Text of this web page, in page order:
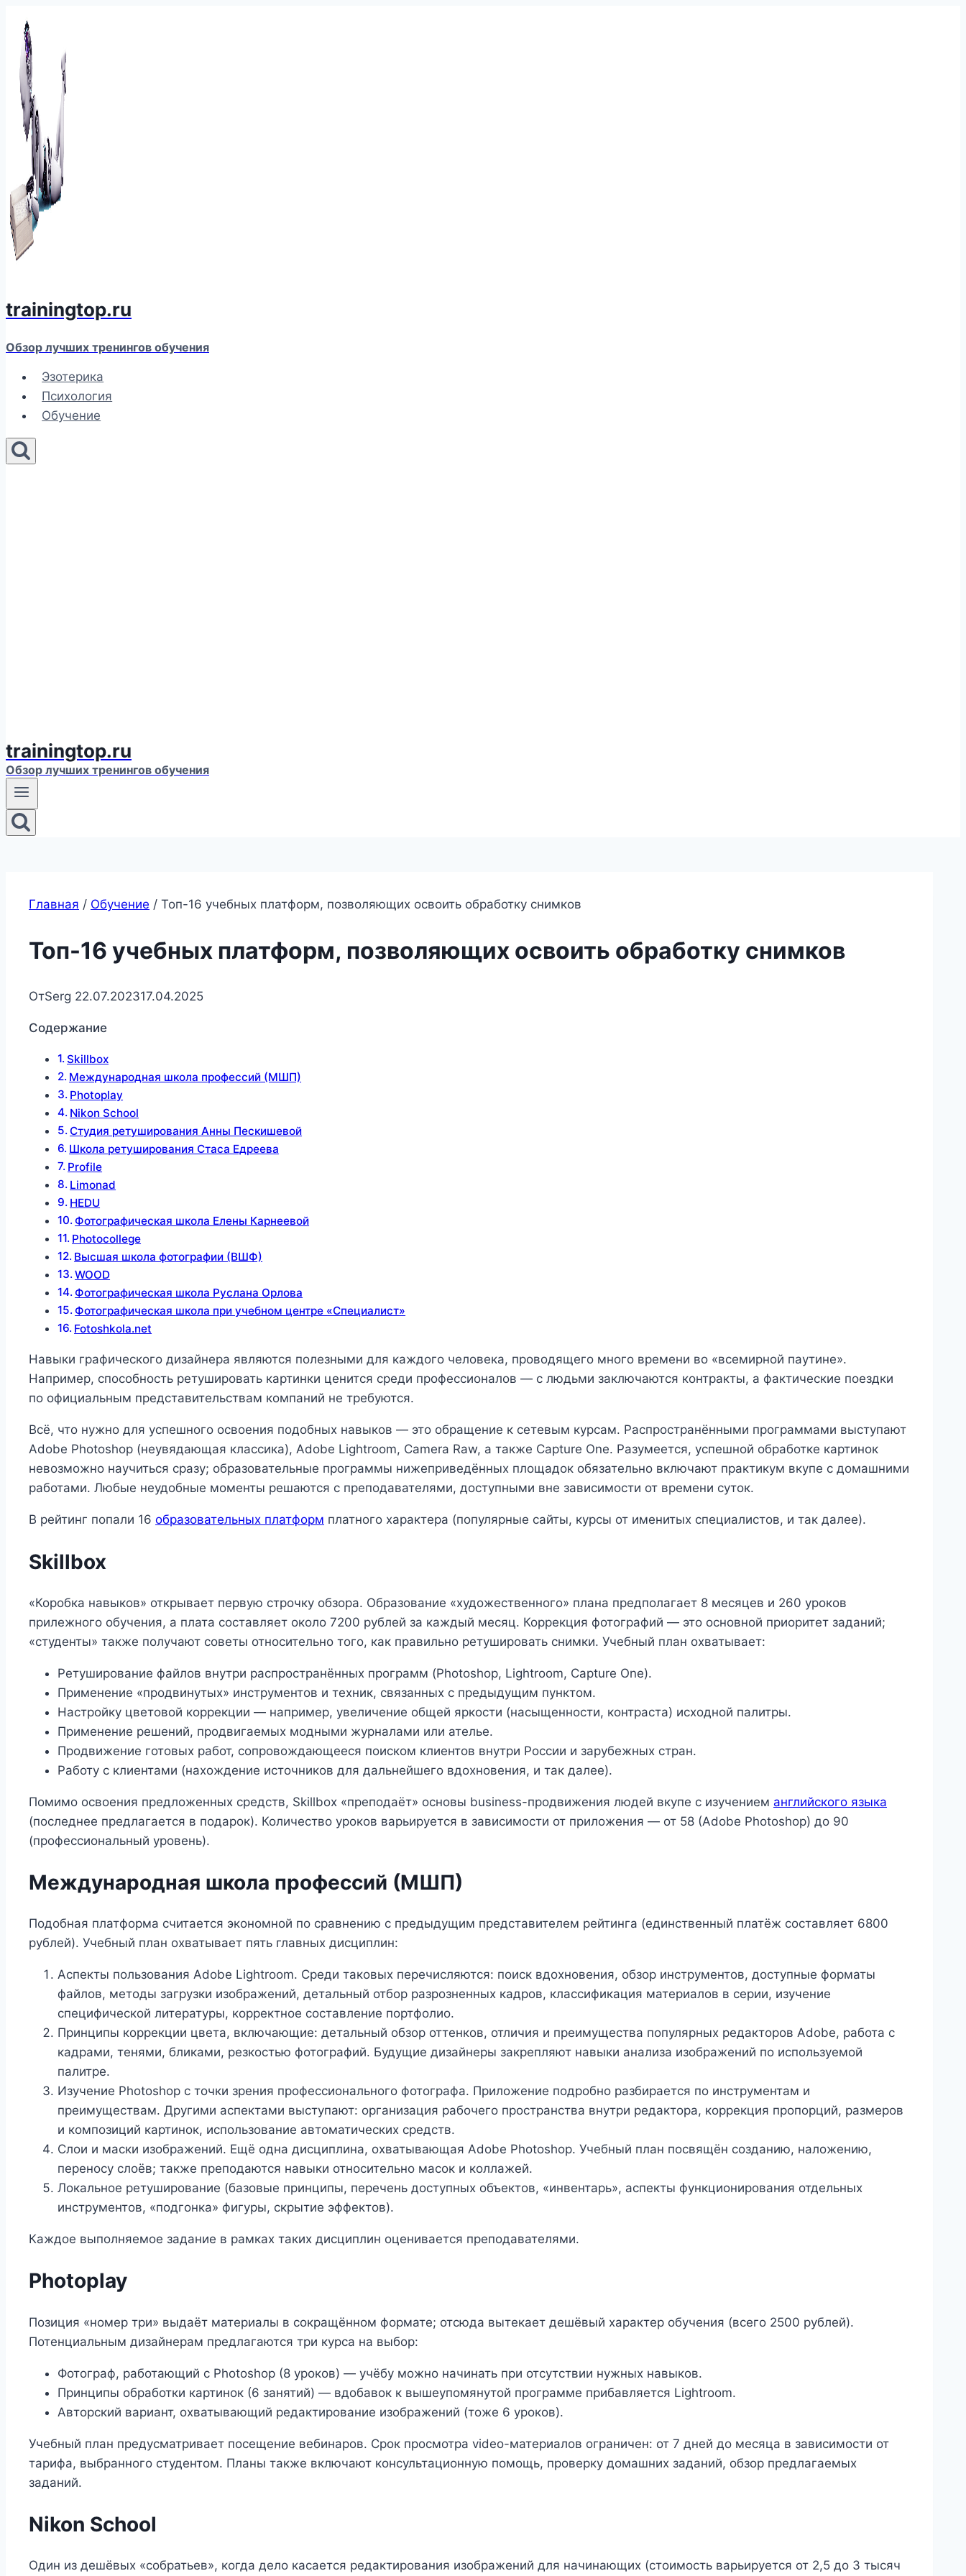
содержимому
trainingtop.ru
Обзор лучших тренингов обучения
Эзотерика
Психология
Обучение
trainingtop.ru
Обзор лучших тренингов обучения
Главная / Обучение / Топ-16 учебных платформ, позволяющих освоить обработку снимков
Топ-16 учебных платформ, позволяющих освоить обработку снимков
ОтSerg 22.07.202317.04.2025
Содержание
Skillbox
Международная школа профессий (МШП)
Photoplay
Nikon School
Студия ретуширования Анны Пескишевой
Школа ретуширования Стаса Едреева
Profile
Limonad
HEDU
Фотографическая школа Елены Карнеевой
Photocollege
Высшая школа фотографии (ВШФ)
WOOD
Фотографическая школа Руслана Орлова
Фотографическая школа при учебном центре «Специалист»
Fotoshkola.net
Навыки графического дизайнера являются полезными для каждого человека, проводящего много времени во «всемирной паутине».
Например, способность ретушировать картинки ценится среди профессионалов — с людьми заключаются контракты, а фактические поездки
по официальным представительствам компаний не требуются.
Всё, что нужно для успешного освоения подобных навыков — это обращение к сетевым курсам. Распространёнными программами выступают
Adobe Photoshop (неувядающая классика), Adobe Lightroom, Camera Raw, а также Capture One. Разумеется, успешной обработке картинок
невозможно научиться сразу; образовательные программы нижеприведённых площадок обязательно включают практикум вкупе с домашними
работами. Любые неудобные моменты решаются с преподавателями, доступными вне зависимости от времени суток.
В рейтинг попали 16 образовательных платформ платного характера (популярные сайты, курсы от именитых специалистов, и так далее).
Skillbox
«Коробка навыков» открывает первую строчку обзора. Образование «художественного» плана предполагает 8 месяцев и 260 уроков
прилежного обучения, а плата составляет около 7200 рублей за каждый месяц. Коррекция фотографий — это основной приоритет заданий;
«студенты» также получают советы относительно того, как правильно ретушировать снимки. Учебный план охватывает:
Ретуширование файлов внутри распространённых программ (Photoshop, Lightroom, Capture One).
Применение «продвинутых» инструментов и техник, связанных с предыдущим пунктом.
Настройку цветовой коррекции — например, увеличение общей яркости (насыщенности, контраста) исходной палитры.
Применение решений, продвигаемых модными журналами или ателье.
Продвижение готовых работ, сопровождающееся поиском клиентов внутри России и зарубежных стран.
Работу с клиентами (нахождение источников для дальнейшего вдохновения, и так далее).
Помимо освоения предложенных средств, Skillbox «преподаёт» основы business-продвижения людей вкупе с изучением английского языка
(последнее предлагается в подарок). Количество уроков варьируется в зависимости от приложения — от 58 (Adobe Photoshop) до 90
(профессиональный уровень).
Международная школа профессий (МШП)
Подобная платформа считается экономной по сравнению с предыдущим представителем рейтинга (единственный платёж составляет 6800
рублей). Учебный план охватывает пять главных дисциплин:
Аспекты пользования Adobe Lightroom. Среди таковых перечисляются: поиск вдохновения, обзор инструментов, доступные форматы
файлов, методы загрузки изображений, детальный отбор разрозненных кадров, классификация материалов в серии, изучение
специфической литературы, корректное составление портфолио.
Принципы коррекции цвета, включающие: детальный обзор оттенков, отличия и преимущества популярных редакторов Adobe, работа с
кадрами, тенями, бликами, резкостью фотографий. Будущие дизайнеры закрепляют навыки анализа изображений по используемой
палитре.
Изучение Photoshop с точки зрения профессионального фотографа. Приложение подробно разбирается по инструментам и
преимуществам. Другими аспектами выступают: организация рабочего пространства внутри редактора, коррекция пропорций, размеров
и композиций картинок, использование автоматических средств.
Слои и маски изображений. Ещё одна дисциплина, охватывающая Adobe Photoshop. Учебный план посвящён созданию, наложению,
переносу слоёв; также преподаются навыки относительно масок и коллажей.
Локальное ретуширование (базовые принципы, перечень доступных объектов, «инвентарь», аспекты функционирования отдельных
инструментов, «подгонка» фигуры, скрытие эффектов).
Каждое выполняемое задание в рамках таких дисциплин оценивается преподавателями.
Photoplay
Позиция «номер три» выдаёт материалы в сокращённом формате; отсюда вытекает дешёвый характер обучения (всего 2500 рублей).
Потенциальным дизайнерам предлагаются три курса на выбор:
Фотограф, работающий с Photoshop (8 уроков) — учёбу можно начинать при отсутствии нужных навыков.
Принципы обработки картинок (6 занятий) — вдобавок к вышеупомянутой программе прибавляется Lightroom.
Авторский вариант, охватывающий редактирование изображений (тоже 6 уроков).
Учебный план предусматривает посещение вебинаров. Срок просмотра video-материалов ограничен: от 7 дней до месяца в зависимости от
тарифа, выбранного студентом. Планы также включают консультационную помощь, проверку домашних заданий, обзор предлагаемых
заданий.
Nikon School
Один из дешёвых «собратьев», когда дело касается редактирования изображений для начинающих (стоимость варьируется от 2,5 до 3 тысяч